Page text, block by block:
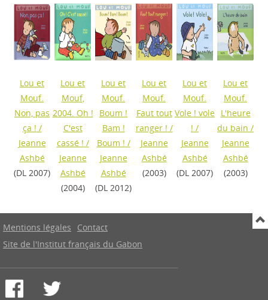
Lou et
Mouf.
Non, pas
ça ! /
Jeanne
Ashbé
(DL 2007)
Lou et
Mouf,
2004. Oh !
C'est
cassé ! /
Jeanne
Ashbé
(2004)
Lou et
Mouf.
Boum !
Bam !
Boum ! /
Jeanne
Ashbé
(DL 2012)
Lou et
Mouf.
Faut tout
ranger ! /
Jeanne
Ashbé
(2003)
Lou et
Mouf.
Vole ! vole
! /
Jeanne
Ashbé
(DL 2007)
Lou et
Mouf.
L'heure
du bain /
Jeanne
Ashbé
(2003)
Mentions légales
Contact
Site de l'Institut français du Gabon